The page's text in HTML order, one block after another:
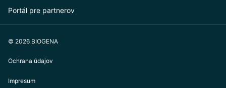
Portál pre partnerov
© 2026 BIOGENA
Ochrana údajov
Impresum